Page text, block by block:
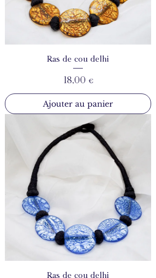
Ras de cou delhi
Prix
18,00 €
Ajouter au panier
Ras de cou delhi